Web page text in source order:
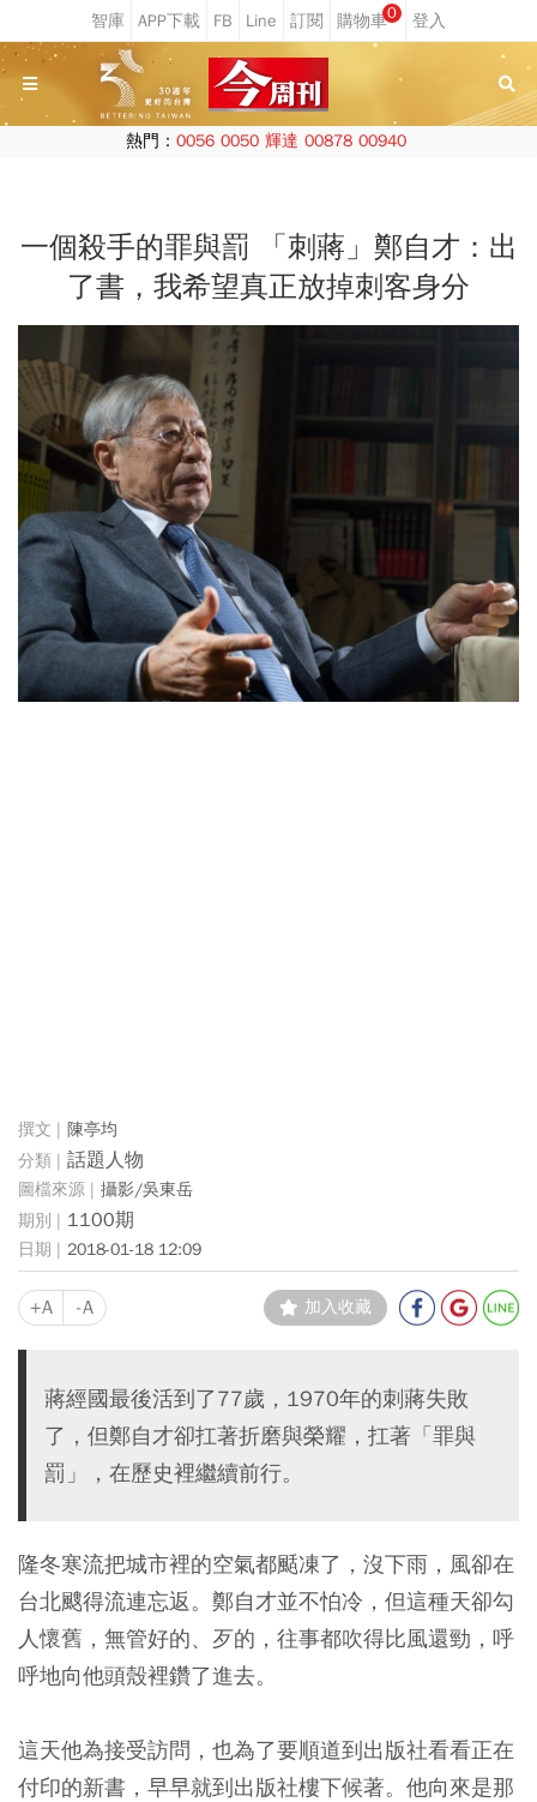
0
熱門： 0056 0050 輝達 00878 00940
一個殺手的罪與罰 「刺蔣」鄭自才：出
了書，我希望真正放掉刺客身分
陳亭均
話題人物
攝影/吳東岳
1100期
2018-01-18 12:09
+A -A 加入收藏
蔣經國最後活到了77歲，1970年的刺蔣失敗
了，但鄭自才卻扛著折磨與榮耀，扛著「罪與
罰」，在歷史裡繼續前行。
隆冬寒流把城市裡的空氣都颳凍了，沒下雨，風卻在
台北颼得流連忘返。鄭自才並不怕冷，但這種天卻勾
人懷舊，無管好的、歹的，往事都吹得比風還勁，呼
呼地向他頭殼裡鑽了進去。
這天他為接受訪問，也為了要順道到出版社看看正在
付印的新書，早早就到出版社樓下候著。他向來是那